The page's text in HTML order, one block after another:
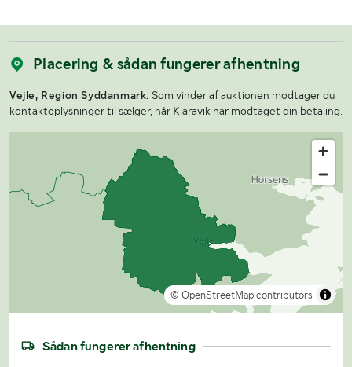
Placering & sådan fungerer afhentning
Vejle, Region Syddanmark. Som vinder af auktionen modtager du
kontaktoplysninger til sælger, når Klaravik har modtaget din betaling.
© OpenStreetMap contributors
Sådan fungerer afhentning